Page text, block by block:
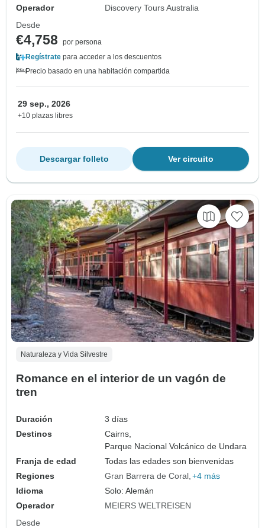
Operador
Discovery Tours Australia
Desde
€4,758
por persona
Regístrate para acceder a los descuentos
Precio basado en una habitación compartida
29 sep., 2026
+10 plazas libres
Ver circuito
Descargar folleto
Naturaleza y Vida Silvestre
Romance en el interior de un vagón de
tren
Duración
3 días
Destinos
Cairns,
Parque Nacional Volcánico de Undara
Franja de edad
Todas las edades son bienvenidas
Regiones
Gran Barrera de Coral +4 más
Idioma
Solo: Alemán
Operador
MEIERS WELTREISEN
Desde